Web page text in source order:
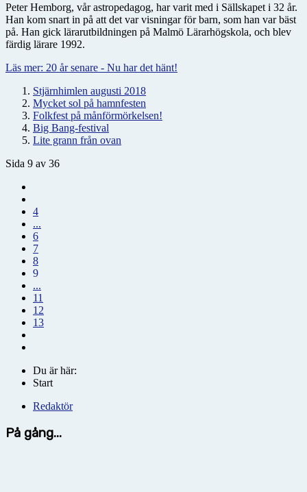
Peter Hemborg, vår astropedagog, har varit med i Sällskapet i 32 år.
Han kom snart in på att det var visningar för barn, som han var bäst
på. Han gick lärarutbildningen på Malmö Lärarhögskola, och blev
färdig lärare 1992.
Läs mer: 20 år senare - Nu har det hänt!
Stjärnhimlen augusti 2018
Mycket sol på hamnfesten
Folkfest på månförmörkelsen!
Big Bang-festival
Lite grann från ovan
Sida 9 av 36
4
...
6
7
8
9
...
11
12
13
Du är här:
Start
Redaktör
På gång...